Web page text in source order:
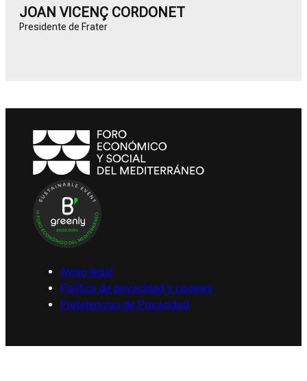
JOAN VICENÇ CORDONET
Presidente de Frater
Aviso legal
Política de privacidad y cookies
Preferencias de Privacidad